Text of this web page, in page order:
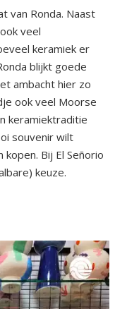
van Ronda. Naast
veel
keramiek er
blijkt goede
ambacht hier zo
ook veel Moorse
keramiektraditie
souvenir wilt
kopen. Bij El Señorio
keuze.